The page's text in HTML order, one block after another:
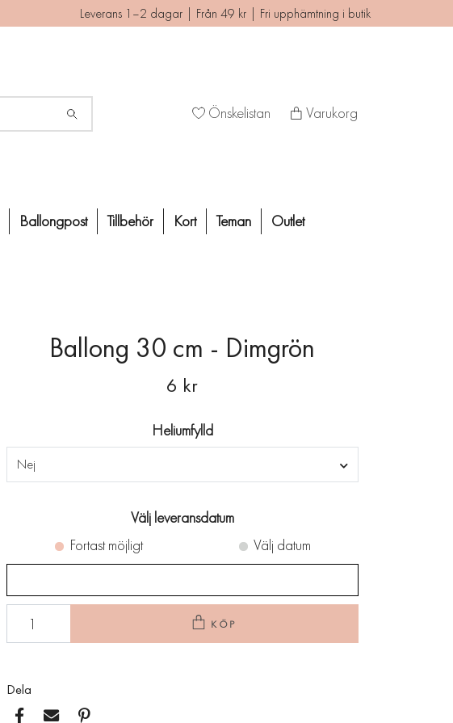
Leverans 1–2 dagar | Från 49 kr | Fri upphämtning i butik
Önskelistan Varukorg
Ballongpost Tillbehör Kort Teman Outlet
Ballong 30 cm - Dimgrön
6 kr
Heliumfylld
Nej
Välj leveransdatum
Fortast möjligt
Välj datum
KÖP
Dela